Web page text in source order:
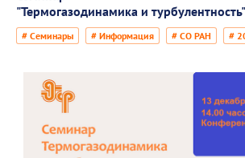
"Термогазодинамика и турбулентность"
# Семинары # Информация # СО РАН #